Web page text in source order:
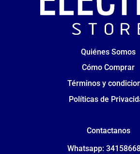
Quiénes Somos
Cómo Comprar
Términos y
Políticas de
Contactanos
Whatsapp: